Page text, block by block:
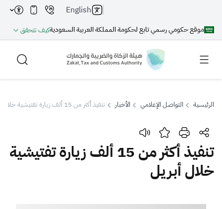
موقع حكومي رسمي تابع لحكومة المملكة العربية السعوديةكيف تتحقق
English
بحث
بحث بحث AI
اقتراحات
الرئيسية التواصل الإعلامي الأخبار تنفيذ أكثر من 15 ألف زيارة تفتيشية خلال أبريل
تنفيذ أكثر من 15 ألف زيارة تفتيشية
خلال أبريل